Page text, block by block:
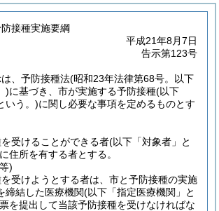
接種実施要綱
平成21年8月7日
告示第123号
、予防接種法(昭和23年法律第68号。以下
)に基づき、市が実施する予防接種(以下
いう。)に関し必要な事項を定めるものとす
受けることができる者(以下「対象者」と
住所を有する者とする。
)
受けようとする者は、市と予防接種の実施
締結した医療機関(以下「指定医療機関」と
を提出して当該予防接種を受けなければな